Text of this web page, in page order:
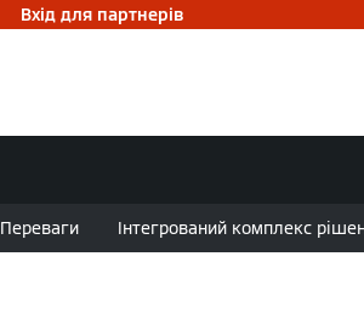
Вхід для партнерів
Переваги Інтегрований комплекс